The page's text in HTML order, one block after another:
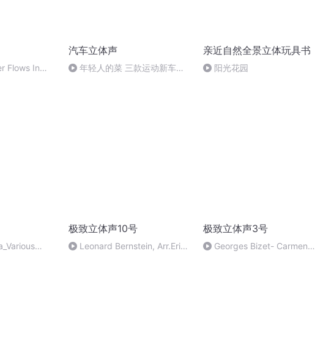
Flows In
汽车立体声
年轻人的菜 三款运动新车盘
亲近自然全景立体玩具书
阳光花园
极致立体声10号
Leonard Bernstein, Arr.Eric
极致立体声3号
Georges Bizet- Carmen